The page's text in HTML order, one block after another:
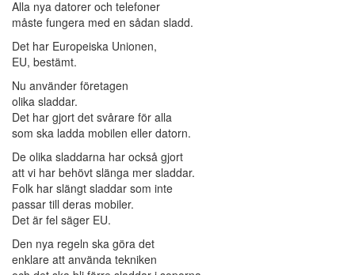
Alla nya datorer och telefoner
måste fungera med en sådan sladd.
Det har Europeiska Unionen,
EU, bestämt.
Nu använder företagen
olika sladdar.
Det har gjort det svårare för alla
som ska ladda mobilen eller datorn.
De olika sladdarna har också gjort
att vi har behövt slänga mer sladdar.
Folk har slängt sladdar som inte
passar till deras mobiler.
Det är fel säger EU.
Den nya regeln ska göra det
enklare att använda tekniken